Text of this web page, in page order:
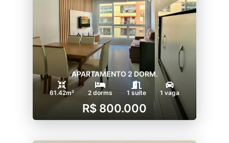
APARTAMENTO 2 DORM.
61.42m² 2 dorms 1 suíte 1 vaga
R$ 800.000